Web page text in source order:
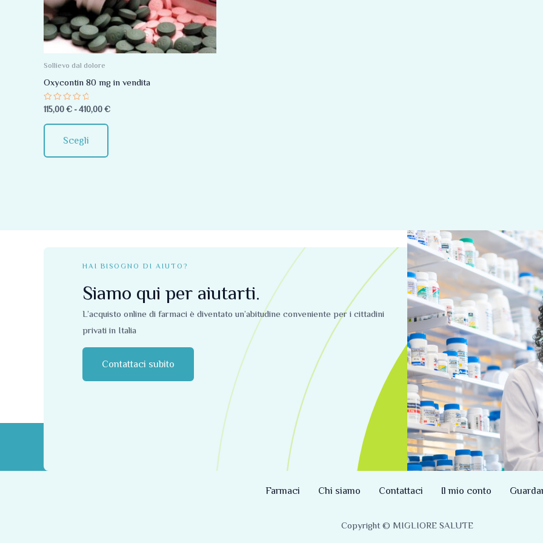
Sollievo dal dolore
Oxycontin 80 mg in vendita
Valutato
0
su
5
115,00 € - 410,00 €
Scegli
Le
opzioni
possono
scelte
pagina
del
HAI BISOGNO DI AIUTO?
Siamo qui per aiutarti.
L’acquisto online di farmaci è diventato un’abitudine conveniente per i cittadini
privati ​​in Italia
Contattaci subito
Farmaci Chi siamo Contattaci Il mio conto
Copyright © MIGLIORE SALUTE